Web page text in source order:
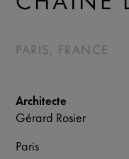
PARIS, FRANCE
Architecte
Gérard Rosier
Paris